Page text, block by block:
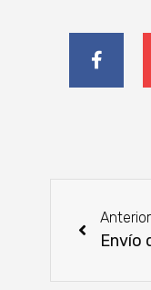
Anterior